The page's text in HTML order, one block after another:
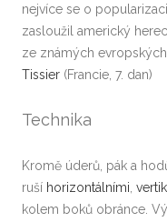
nejvíce se o
zasloužil americký herec
ze známých evropských
Tissier (Francie, 7. dan)
Technika
Kromě úderů, pák a
ruší horizontálními
kolem boků obránce.